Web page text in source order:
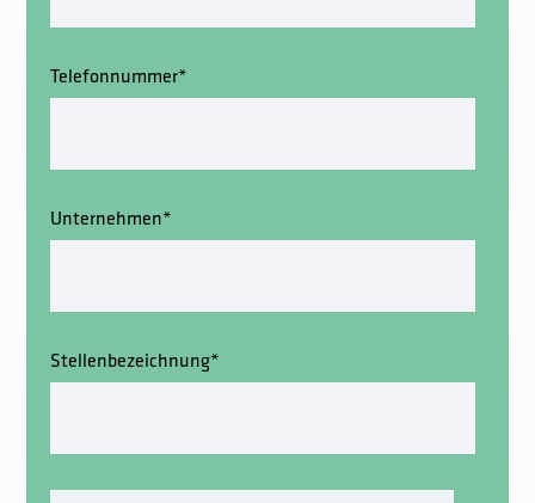
Telefonnummer*
Unternehmen*
Stellenbezeichnung*